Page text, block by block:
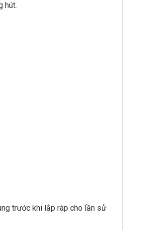
hút.
trước khi lắp ráp cho lần sử